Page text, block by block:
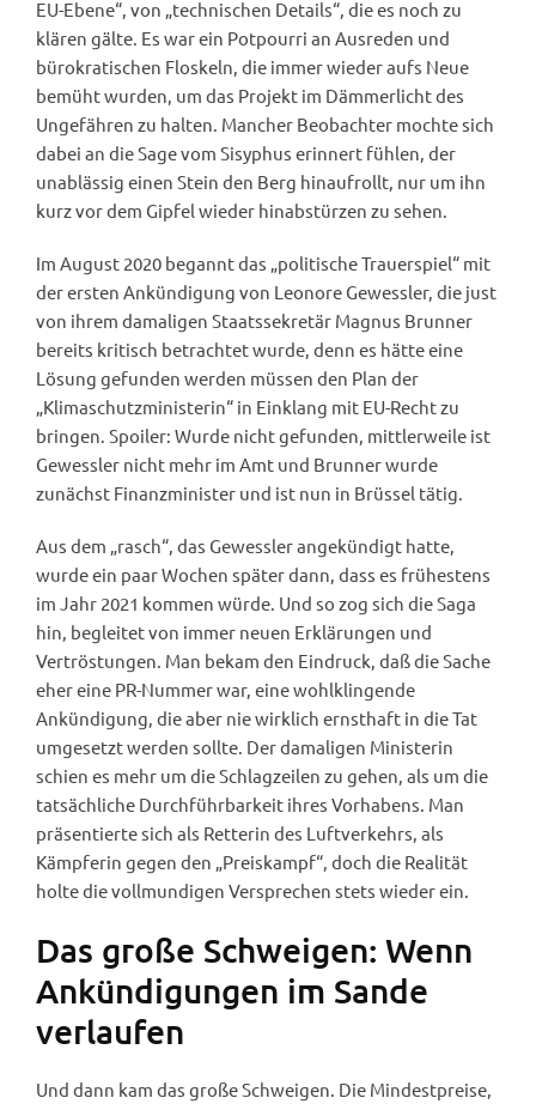
EU-Ebene“, von „technischen Details“, die es noch zu
klären gälte. Es war ein Potpourri an Ausreden und
bürokratischen Floskeln, die immer wieder aufs Neue
bemüht wurden, um das Projekt im Dämmerlicht des
Ungefähren zu halten. Mancher Beobachter mochte sich
dabei an die Sage vom Sisyphus erinnert fühlen, der
unablässig einen Stein den Berg hinaufrollt, nur um ihn
kurz vor dem Gipfel wieder hinabstürzen zu sehen.
Im August 2020 begannt das „politische Trauerspiel“ mit
der ersten Ankündigung von Leonore Gewessler, die just
von ihrem damaligen Staatssekretär Magnus Brunner
bereits kritisch betrachtet wurde, denn es hätte eine
Lösung gefunden werden müssen den Plan der
„Klimaschutzministerin“ in Einklang mit EU-Recht zu
bringen. Spoiler: Wurde nicht gefunden, mittlerweile ist
Gewessler nicht mehr im Amt und Brunner wurde
zunächst Finanzminister und ist nun in Brüssel tätig.
Aus dem „rasch“, das Gewessler angekündigt hatte,
wurde ein paar Wochen später dann, dass es frühestens
im Jahr 2021 kommen würde. Und so zog sich die Saga
hin, begleitet von immer neuen Erklärungen und
Vertröstungen. Man bekam den Eindruck, daß die Sache
eher eine PR-Nummer war, eine wohlklingende
Ankündigung, die aber nie wirklich ernsthaft in die Tat
umgesetzt werden sollte. Der damaligen Ministerin
schien es mehr um die Schlagzeilen zu gehen, als um die
tatsächliche Durchführbarkeit ihres Vorhabens. Man
präsentierte sich als Retterin des Luftverkehrs, als
Kämpferin gegen den „Preiskampf“, doch die Realität
holte die vollmundigen Versprechen stets wieder ein.
Das große Schweigen: Wenn
Ankündigungen im Sande
verlaufen
Und dann kam das große Schweigen. Die Mindestpreise,